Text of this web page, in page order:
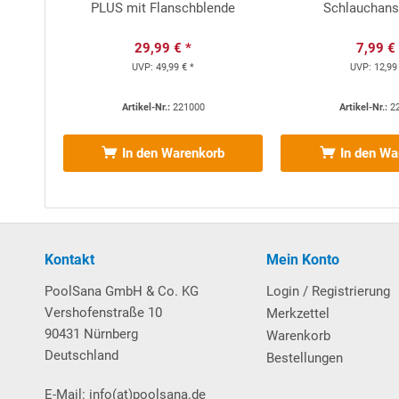
Passend für die im Lieferumfang enthaltene
Exkurs: Die seitliche Nut wird erst bei einem
Poolfolie an der Unterkante des Handlaufs
hat, in die Nut eingehängt. Vorteil: Kein Absetzen
Weitere wissenswerte Informationen über unsere
Download Vorabanleitung Aufbau Rundbecken
Sicherheitshinweise:
Vor dem Bau und der
und befolgt werden. Um Ertrinken oder ernsthafte
5 Jahren - durch geeignete Sicherheitseinrichtungen
Sicherheitsvorschriften und -einrichtungen können
PLUS mit Flanschblende
29,99 € *
UVP:49,99 € *
Artikel-Nr.: 221000
In den Warenkorb
7,99 €
UVP:
Artikel-Nr.:
In den
Kontakt
PoolSana GmbH & Co. KG
Vershofenstraße 10
90431 Nürnberg
Deutschland
E-Mail: info(at)poolsana.de
Mein Konto
Login / Registrierung
Merkzettel
Warenkorb
Bestellungen